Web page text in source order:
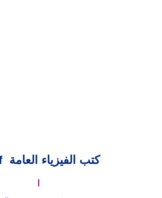
كتب الفيزياء العامة pdf